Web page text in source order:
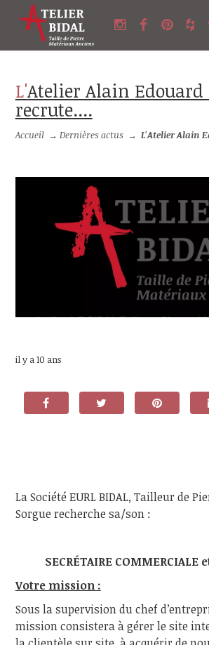
L'Atelier Alain Edouard Bidal
recrute....
Accueil → Dernières actus → L'Atelier Alain
il y a 10 ans
La Société EURL BIDAL, Tailleur de
Sorgue recherche sa/son :
SECRÉTAIRE COMMERCIALE
Votre mission :
Sous la supervision du chef
mission consistera à gérer le site